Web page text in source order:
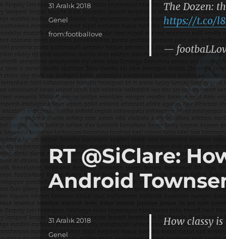
The Dozen:
https://t.co/
—
Yayın
tarihi
31 Aralık 2018
Kategoriler
Genel
Etiketler
from:footballove
RT @SiClare:
Android
How classy
Yayın
tarihi
31 Aralık 2018
Kategoriler
Genel